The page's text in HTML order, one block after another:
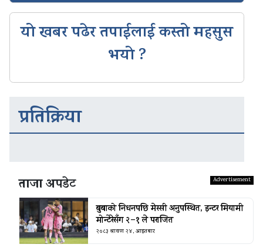
यो खबर पढेर तपाईलाई कस्तो महसुस
भयो ?
प्रतिक्रिया
ताजा अपडेट
बुबाको निधनपछि मेस्सी अनुपस्थित, इन्टर मियामी
मोन्टेरेसँग २–१ ले पराजित
२०८३ श्रावण २४, आइतबार